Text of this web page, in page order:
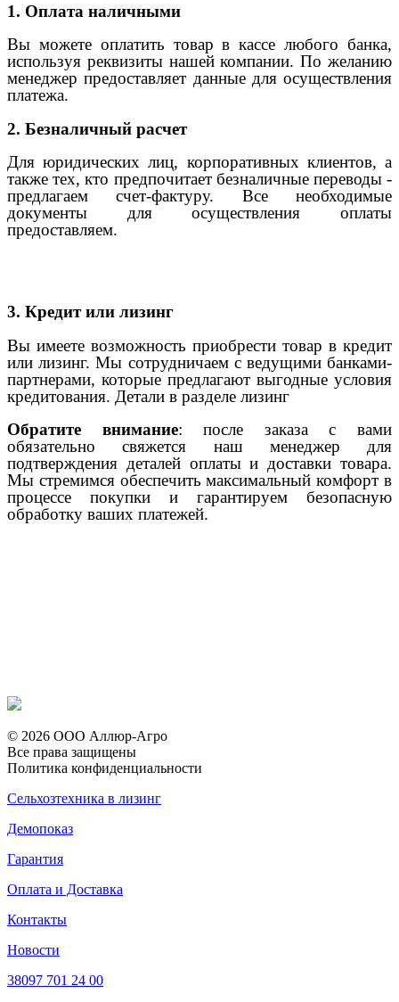
1. Оплата наличными
Вы можете оплатить товар в кассе любого банка,
используя реквизиты нашей компании. По желанию
менеджер предоставляет данные для осуществления
платежа.
2. Безналичный расчет
Для юридических лиц, корпоративных клиентов, а
также тех, кто предпочитает безналичные переводы -
предлагаем счет-фактуру. Все необходимые
документы для осуществления оплаты
предоставляем.
3. Кредит или лизинг
Вы имеете возможность приобрести товар в кредит
или лизинг. Мы сотрудничаем с ведущими банками-
партнерами, которые предлагают выгодные условия
кредитования. Детали в разделе лизинг
Обратите внимание: после заказа с вами
обязательно свяжется наш менеджер для
подтверждения деталей оплаты и доставки товара.
Мы стремимся обеспечить максимальный комфорт в
процессе покупки и гарантируем безопасную
обработку ваших платежей.
© 2026 ООО Аллюр-Агро
Все права защищены
Политика конфиденциальности
Сельхозтехника в лизинг
Демопоказ
Гарантия
Оплата и Доставка
Контакты
Новости
38097 701 24 00